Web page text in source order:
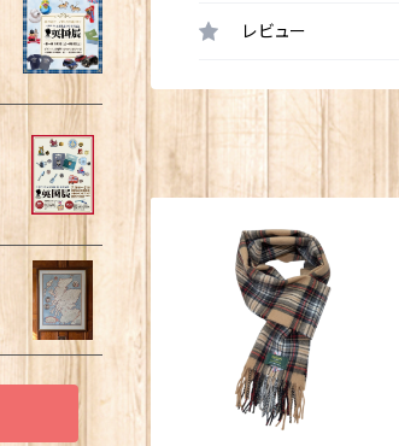
レビュー